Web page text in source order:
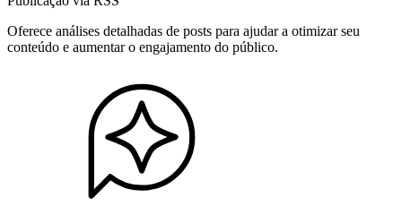
Oferece análises detalhadas de posts para ajudar a otimizar seu
conteúdo e aumentar o engajamento do público.